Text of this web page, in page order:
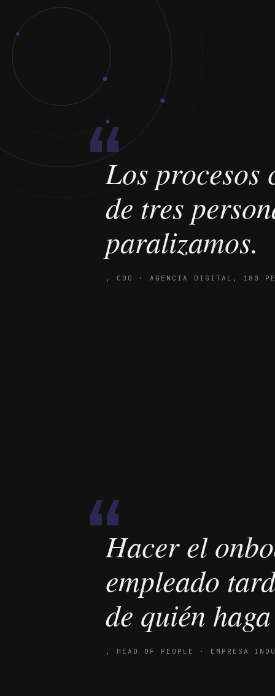
“Los procesos
de tres
paralizamos.
, COO · AGENCIA DIGITAL, 180
“Hacer el
empleado
de quién
, HEAD OF PEOPLE · EMPRESA